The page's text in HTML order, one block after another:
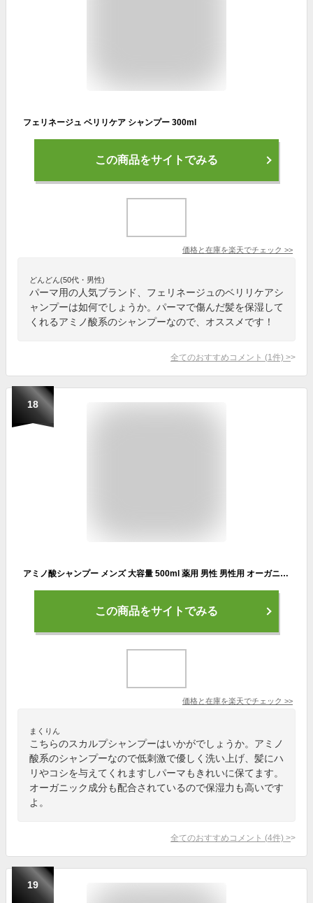
フェリネージュ ベリリケア シャンプー 300ml
この商品をサイトでみる
価格と在庫を楽天でチェック >>
どんどん(50代・男性)
パーマ用の人気ブランド、フェリネージュのベリリケアシ
ャンプーは如何でしょうか。パーマで傷んだ髪を保湿して
くれるアミノ酸系のシャンプーなので、オススメです！
全てのおすすめコメント (1 件) >
18
アミノ酸シャンプー メンズ 大容量 500ml 薬用 男性 男性用 オーガニック アミノ酸系 オールインワン リンスイン 無添加 フケ かゆみ 頭皮臭 頭皮臭い 頭皮ケア ノンシリコン スカルプ シャンプー スカルプケア スーパーサイヤ 医薬部外品
この商品をサイトでみる
価格と在庫を楽天でチェック >>
まくりん
こちらのスカルプシャンプーはいかがでしょうか。アミノ
酸系のシャンプーなので低刺激で優しく洗い上げ、髪にハ
リやコシを与えてくれますしパーマもきれいに保てます。
オーガニック成分も配合されているので保湿力も高いです
よ。
全てのおすすめコメント (4件) >
19